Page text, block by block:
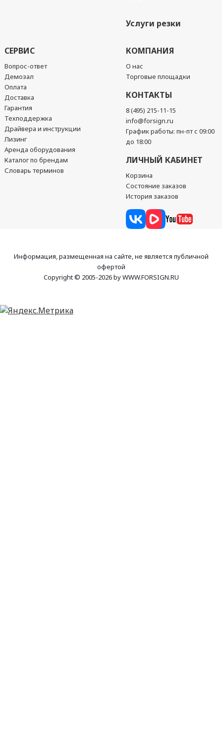
Услуги резки
СЕРВИС
Вопрос-ответ
Демозал
Оплата
Доставка
Гарантия
Техподдержка
Драйвера и инструкции
Лизинг
Аренда оборудования
Каталог по брендам
Словарь терминов
КОМПАНИЯ
О нас
Торговые площадки
КОНТАКТЫ
8 (495) 215-11-15
info@forsign.ru
График работы: пн-пт с 09:00
до 18:00
ЛИЧНЫЙ КАБИНЕТ
Корзина
Состояние заказов
История заказов
Информация, размещенная на сайте, не является публичной
офертой
Copyright © 2005-2026 by WWW.FORSIGN.RU